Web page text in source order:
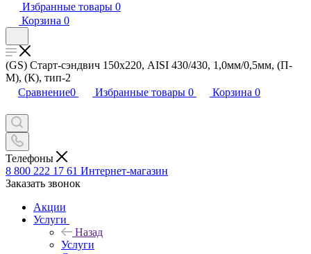
Избранные товары 0
Корзина 0
(GS) Старт-сэндвич 150х220, AISI 430/430, 1,0мм/0,5мм, (П-
М), (К), тип-2
Сравнение0 Избранные товары 0 Корзина 0
Телефоны
8 800 222 17 61 Интернет-магазин
Заказать звонок
Акции
Услуги
Назад
Услуги